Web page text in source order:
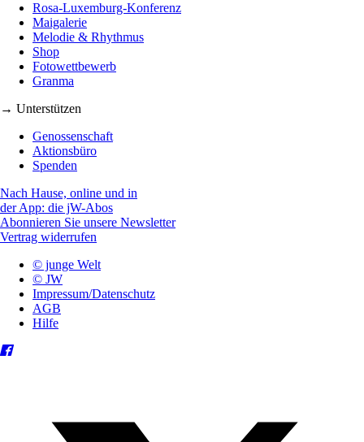
Rosa-Luxemburg-Konferenz
Maigalerie
Melodie & Rhythmus
Shop
Fotowettbewerb
Granma
→ Unterstützen
Genossenschaft
Aktionsbüro
Spenden
Nach Hause, online und in
der App: die jW-Abos
Abonnieren Sie unsere Newsletter
Vertrag widerrufen
© junge Welt
© JW
Impressum/Datenschutz
AGB
Hilfe